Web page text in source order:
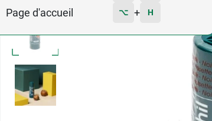
Page d'accueil ⌥ + H